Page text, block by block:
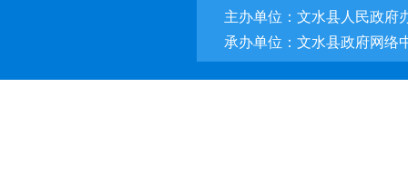
主办单位：文水县人民政府
承办单位：文水县政府网络